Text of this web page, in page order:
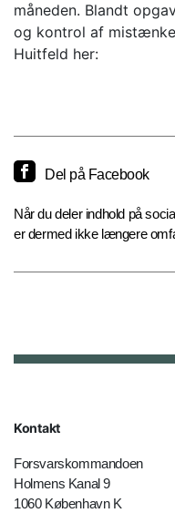
måneden. Blandt
og kontrol af
Huitfeld her:
Del på Facebook
Når du deler indhold på
er dermed ikke længere
Kontakt
Forsvarskommandoen
Holmens Kanal 9
1060 København K